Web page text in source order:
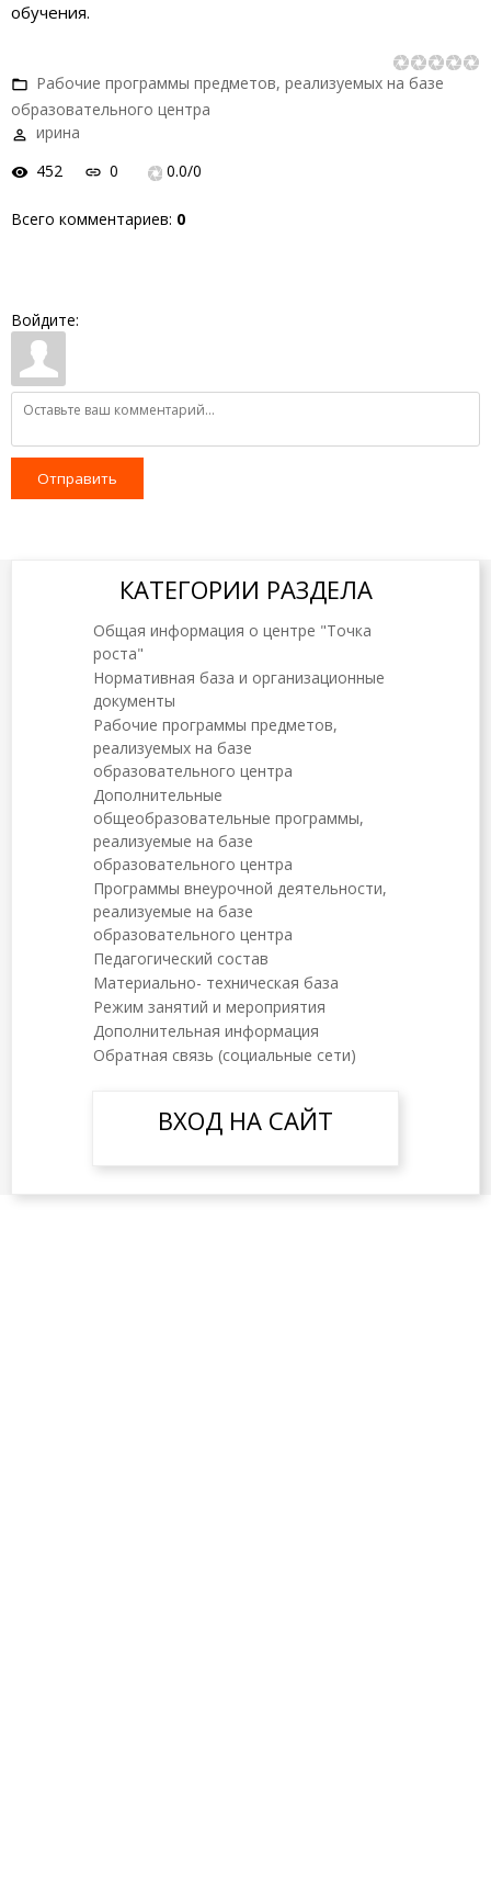
обучения.
Рабочие программы предметов, реализуемых на базе
образовательного центра
ирина
452
0 0.0/0
Всего комментариев: 0
Войдите:
Отправить
КАТЕГОРИИ РАЗДЕЛА
Общая информация о центре "Точка
роста"
Нормативная база и организационные
документы
Рабочие программы предметов,
реализуемых на базе
образовательного центра
Дополнительные
общеобразовательные программы,
реализуемые на базе
образовательного центра
Программы внеурочной деятельности,
реализуемые на базе
образовательного центра
Педагогический состав
Материально- техническая база
Режим занятий и мероприятия
Дополнительная информация
Обратная связь (социальные сети)
ВХОД НА САЙТ